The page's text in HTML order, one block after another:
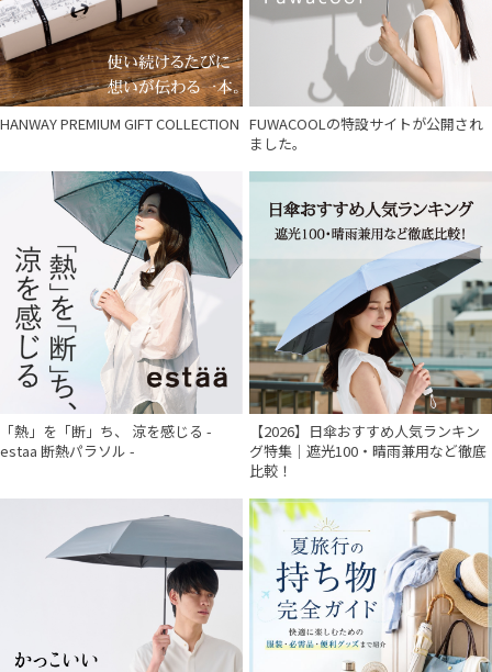
HANWAY PREMIUM GIFT COLLECTION FUWACOOLの特設サイトが公開され
ました。
「熱」を「断」ち、 涼を感じる -
estaa 断熱パラソル -
【2026】日傘おすすめ人気ランキン
グ特集｜遮光100・晴雨兼用など徹底
比較！